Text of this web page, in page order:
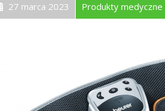
27 marca 2023 Produkty